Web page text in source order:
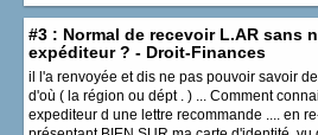
#3 : Normal de recevoir L.AR sans
expéditeur ? - Droit-Finances
il l'a renvoyée et dis ne pas pouvoir savoir
d'où ( la région ou dépt . ) ... Comment
expediteur d une lettre recommande .... en